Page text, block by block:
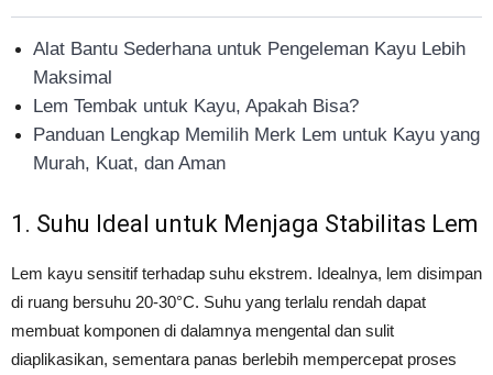
Alat Bantu Sederhana untuk Pengeleman Kayu Lebih
Maksimal
Lem Tembak untuk Kayu, Apakah Bisa?
Panduan Lengkap Memilih Merk Lem untuk Kayu yang
Murah, Kuat, dan Aman
1. Suhu Ideal untuk Menjaga Stabilitas Lem
Lem kayu sensitif terhadap suhu ekstrem. Idealnya, lem disimpan
di ruang bersuhu 20-30°C. Suhu yang terlalu rendah dapat
membuat komponen di dalamnya mengental dan sulit
diaplikasikan, sementara panas berlebih mempercepat proses